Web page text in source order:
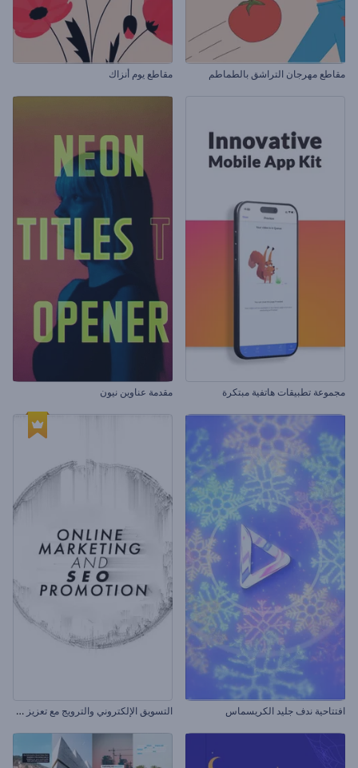
مقاطع مهرجان التراشق بالطماطم مقاطع يوم أنزاك
مجموعة تطبيقات هاتفية مبتكرة مقدمة عناوين نيون
افتتاحية ندف جليد الكريسماس ا
لتسويق الإلكتروني والترويج مع تعزيز محرك البحث